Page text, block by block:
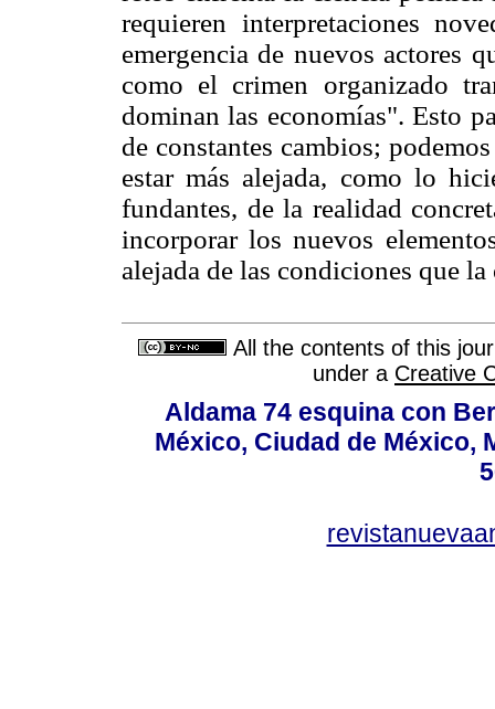
requieren interpretaciones
emergencia de nuevos actores
como el crimen organizado
dominan las economías". Esto
de constantes cambios;
estar más alejada, como lo
fundantes, de la realidad
incorporar los nuevos
alejada de las condiciones que
All the contents of this
under a Creative
Aldama 74 esquina con
México, Ciudad de México,